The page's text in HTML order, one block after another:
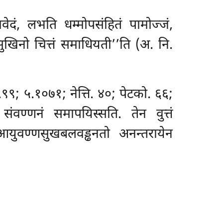
लभति धम्मोपसंहितं पामोज्जं,
चित्तं समाधियती’’ति (अ. नि.
५.१०७१; नेत्ति. ४०; पेटको. ६६;
समापयिस्सति. तेन वुत्तं
अनन्तरायेन